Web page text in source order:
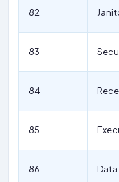
82
83
84
85
86 Data